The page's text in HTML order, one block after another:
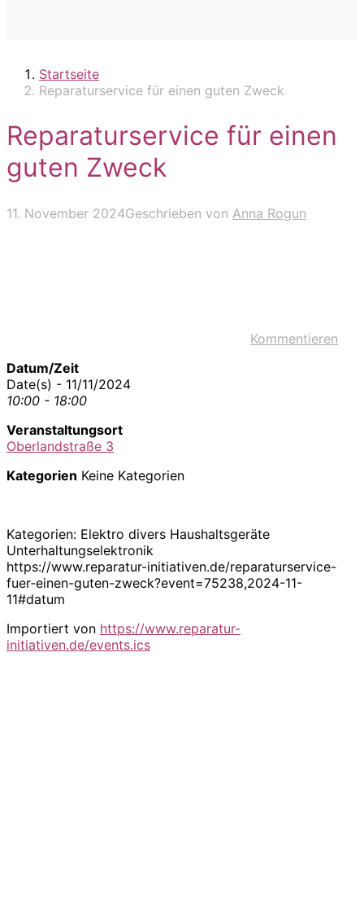
Startseite
Reparaturservice für einen guten Zweck
Reparaturservice für einen
guten Zweck
11. November 2024Geschrieben von Anna Rogun
Kommentieren
Datum/Zeit
Date(s) - 11/11/2024
10:00 - 18:00
Veranstaltungsort
Oberlandstraße 3
Kategorien Keine Kategorien
Kategorien: Elektro divers Haushaltsgeräte
Unterhaltungselektronik
https://www.reparatur-initiativen.de/reparaturservice-
fuer-einen-guten-zweck?event=75238,2024-11-
11#datum
Importiert von https://www.reparatur-
initiativen.de/events.ics